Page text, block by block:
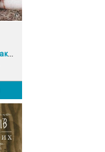
Поліна Кулакова